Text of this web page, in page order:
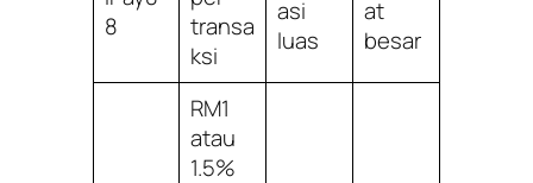
8
transa
ksi
asi
luas
at
besar
RM1
atau
1.5%